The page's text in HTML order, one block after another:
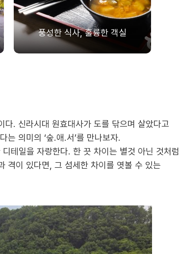
풍성한 식사, 훌륭한 객실
. 신라시대 원효대사가 도를 닦으며 살았다고
의미의 ‘숲.애.서’를 만나보자.
테일을 자랑한다. 한 끗 차이는 별것 아닌 것처럼
격이 있다면, 그 섬세한 차이를 엿볼 수 있는